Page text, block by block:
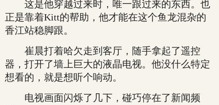
这是他穿越过来时，唯一跟过来的东西。也
正是靠着Kitt的帮助，他才能在这个鱼龙混杂的
香江站稳脚跟。
崔晨打着哈欠走到客厅，随手拿起了遥控
器，打开了墙上巨大的液晶电视。他没什么特定
想看的，就是想听个响动。
电视画面闪烁了几下，碰巧停在了新闻频